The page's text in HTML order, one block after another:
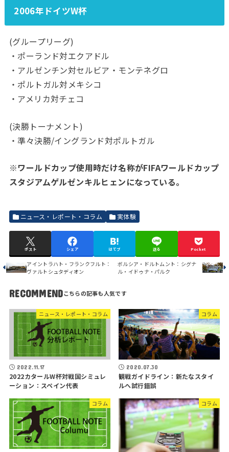
2006年ドイツW杯
(グループリーグ)
・ポーランド対エクアドル
・アルゼンチン対セルビア・モンテネグロ
・ポルトガル対メキシコ
・アメリカ対チェコ
(決勝トーナメント)
・準々決勝/イングランド対ポルトガル
※ワールドカップ使用時だけ名称がFIFAワールドカップ
スタジアムゲルゼンキルヒェンになっている。
ニュース・レポート・コラム 実体験
ポスト シェア はてブ 送る Pocket
アイントラハト・フランクフルト：
ヴァルトシュタディオン
ボルシア・ドルトムント：シグナ
ル・イドゥナ・パルク
RECOMMEND
ニュース・レポート・コラム
2022.11.17
2022カタールW杯対戦国シミュレ
ーション：スペイン代表
コラム
2020.07.30
観戦ガイドライン：新たなスタイ
ルへ試行錯誤
コラム コラム